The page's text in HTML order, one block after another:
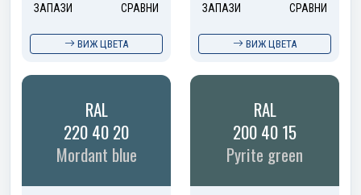
ЗАПАЗИ СРАВНИ
ВИЖ ЦВЕТА
ЗАПАЗИ СРАВНИ
ВИЖ ЦВЕТА
RAL
220 40 20
Mordant blue
RAL
200 40 15
Pyrite green